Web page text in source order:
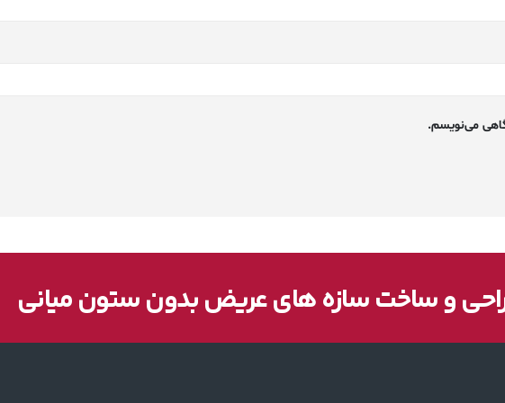
می‌نویسم.
و ساخت سازه های عریض بدون ستون میانی